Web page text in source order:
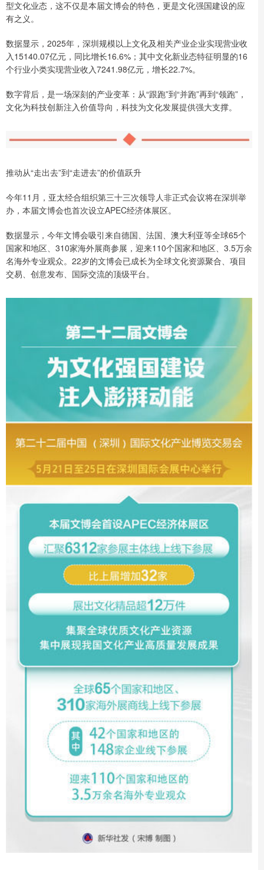
型文化业态，这不仅是本届文博会的特色，更是文化强国建设的应
有之义。
数据显示，2025年，深圳规模以上文化及相关产业企业实现营业收
入15140.07亿元，同比增长16.6%；其中文化新业态特征明显的16
个行业小类实现营业收入7241.98亿元，增长22.7%。
数字背后，是一场深刻的产业变革：从“跟跑”到“并跑”再到“领跑”，
文化为科技创新注入价值导向，科技为文化发展提供强大支撑。
推动从“走出去”到“走进去”的价值跃升
今年11月，亚太经合组织第三十三次领导人非正式会议将在深圳举
办，本届文博会也首次设立APEC经济体展区。
数据显示，今年文博会吸引来自德国、法国、澳大利亚等全球65个
国家和地区、310家海外展商参展，迎来110个国家和地区、3.5万余
名海外专业观众。22岁的文博会已成长为全球文化资源聚合、项目
交易、创意发布、国际交流的顶级平台。